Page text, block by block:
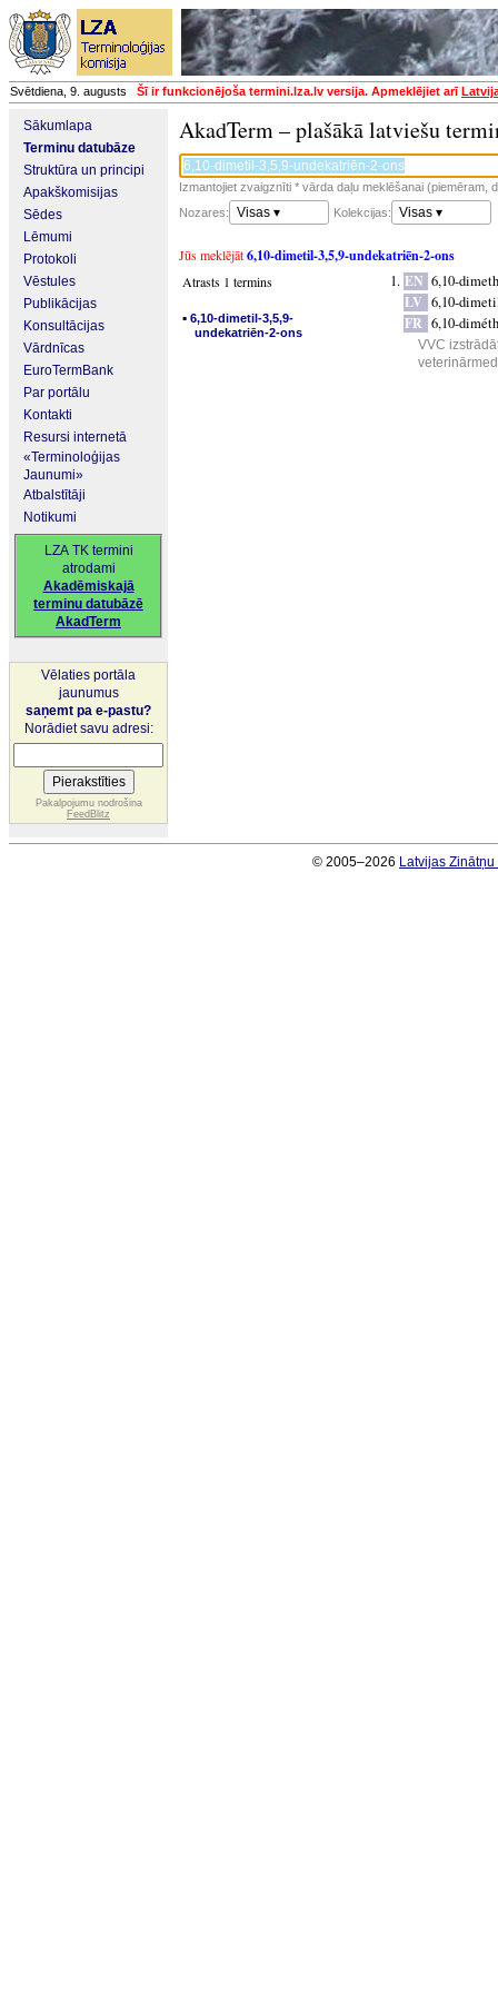
Svētdiena, 9. augusts Šī ir funkcionējoša termini.lza.lv versija. Apmeklējiet arī
Sākumlapa
Terminu datubāze
Struktūra un principi
Apakškomisijas
Sēdes
Lēmumi
Protokoli
Vēstules
Publikācijas
Konsultācijas
Vārdnīcas
EuroTermBank
Par portālu
Kontakti
Resursi internetā
«Terminoloģijas
Jaunumi»
Atbalstītāji
Notikumi
LZA TK termini
atrodami
Akadēmiskajā
terminu datubāzē
AkadTerm
Vēlaties portāla
jaunumus
saņemt pa e-pastu?
Norādiet savu adresi:
Pakalpojumu nodrošina
FeedBlitz
AkadTerm – plašākā latviešu
Izmantojiet zvaigznīti * vārda daļu meklēšanai (piemēram,
Nozares:
Visas ▾ Kolekcijas: Visas ▾
Jūs meklējāt6,10-dimetil-3,5,9-undekatriēn-2-ons
Atrasts 1 termins
▪ 6,10-dimetil-3,5,9-
undekatriēn-2-ons
EN 6,10-
LV 6,10-
FR 6,10-
VVC
© 2005–2026 Latvijas